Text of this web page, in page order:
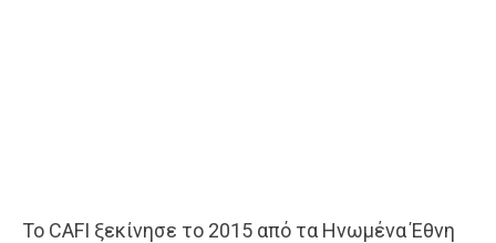
Το CAFI ξεκίνησε το 2015 από τα Ηνωμένα Έθνη